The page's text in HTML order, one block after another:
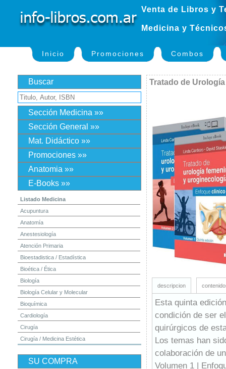
Venta de Libros y
Medicina y
Inicio Promociones Combos
Buscar
Sección Medicina »»
Sección General »»
Mat. Didáctico »»
Promociones »»
Anatomia »»
E-Books »»
Listado Medicina
Acupuntura
Anatomía
Anestesiología
Atención Primaria
Bioestadistica / Estadística
Bioética / Ética
Biología
Biología Celular y Molecular
Bioquímica
Cardiología
Cirugía
Cirugía / Medicina Estética
Dermatología
SU COMPRA
Tratado de
descripcion
Esta quinta
condición de ser
quirúrgicos de
Los temas han
colaboración de
Volumen 1 |